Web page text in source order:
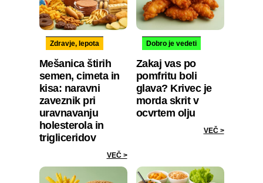
Zdravje, lepota
Mešanica štirih
semen, cimeta in
kisa: naravni
zaveznik pri
uravnavanju
holesterola in
trigliceridov
VEČ >
Dobro je vedeti
Zakaj vas po
pomfritu boli
glava? Krivec je
morda skrit v
ocvrtem olju
VEČ >